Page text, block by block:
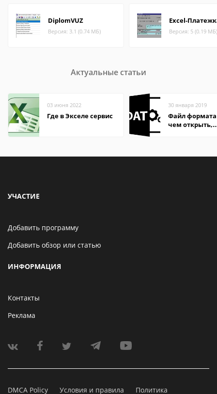
DiplomVUZ
Версия: 3.1 (0.74 МБ)
Excel-
Версия: 5 (0.19 МБ)
Актуальные статьи
03 июня 2022
Где в Экселе сервис
30 января 2019
Файл формата
чем открыть,
УЧАСТИЕ
Добавить программу
Добавить обзор или статью
ИНФОРМАЦИЯ
Контакты
Реклама
DMCA Policy Условия и правила Политика